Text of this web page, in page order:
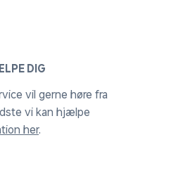
DIG
vil gerne høre fra
vi kan hjælpe
her.